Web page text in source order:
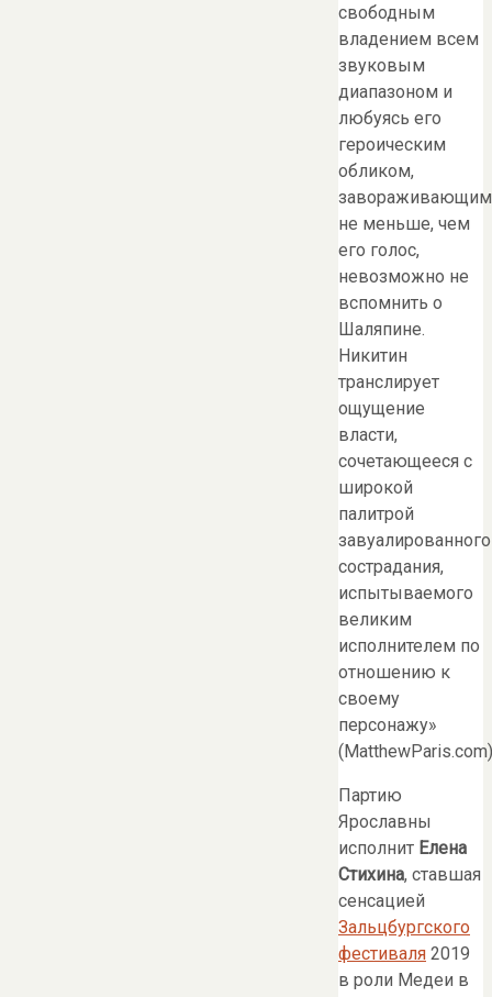
свободным
владением всем
звуковым
диапазоном и
любуясь его
героическим
обликом,
завораживающим
не меньше, чем
его голос,
невозможно не
вспомнить о
Шаляпине.
Никитин
транслирует
ощущение
власти,
сочетающееся с
широкой
палитрой
завуалированного
сострадания,
испытываемого
великим
исполнителем по
отношению к
своему
персонажу»
Партию
Ярославны
исполнит Елена
Стихина, ставшая
сенсацией
Зальцбургского
фестиваля 2019
в роли Медеи в